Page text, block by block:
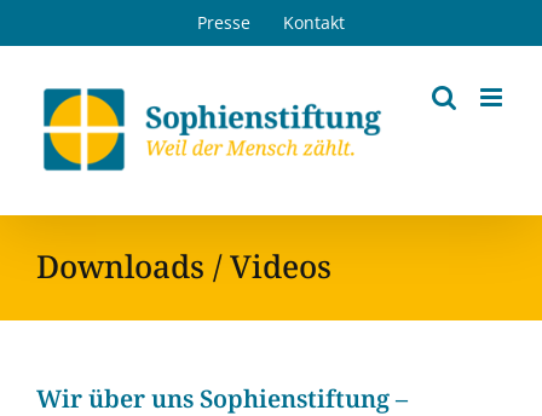
Inhalt
Presse Kontakt
Downloads / Videos
Wir über uns Sophienstiftung –